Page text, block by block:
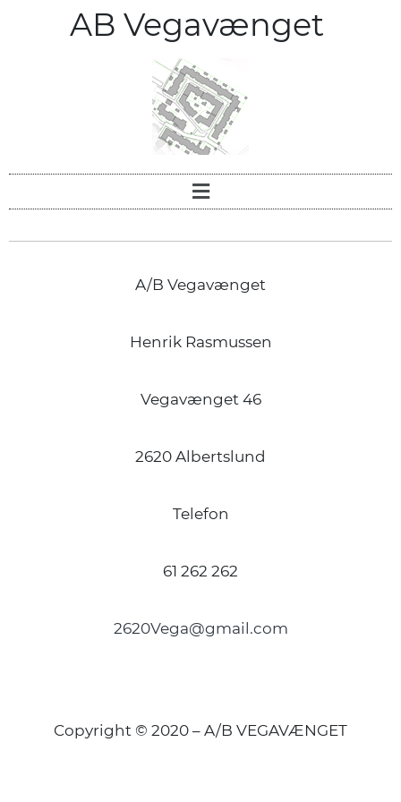
AB Vegavænget
A/B Vegavænget
Henrik Rasmussen
Vegavænget 46
2620 Albertslund
Telefon
61 262 262
2620Vega@gmail.com
Copyright © 2020 – A/B VEGAVÆNGET